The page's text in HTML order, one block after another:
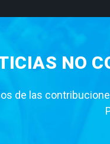
NO
de las